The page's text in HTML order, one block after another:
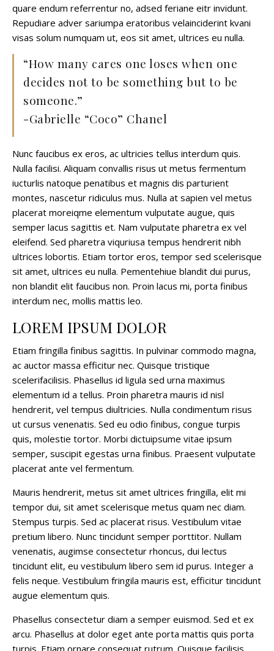
quare endum referrentur no, adsed feriane eitr invidunt.
Repudiare adver sariumpa eratoribus velainciderint kvani
visas solum numquam ut, eos sit amet, ultrices eu nulla.
“How many cares one loses when one
decides not to be something but to be
someone.”
-Gabrielle “Coco” Chanel
Nunc faucibus ex eros, ac ultricies tellus interdum quis.
Nulla facilisi. Aliquam convallis risus ut metus fermentum
iucturlis natoque penatibus et magnis dis parturient
montes, nascetur ridiculus mus. Nulla at sapien vel metus
placerat moreiqme elementum vulputate augue, quis
semper lacus sagittis et. Nam vulputate pharetra ex vel
eleifend. Sed pharetra viquriusa tempus hendrerit nibh
ultrices lobortis. Etiam tortor eros, tempor sed scelerisque
sit amet, ultrices eu nulla. Pementehiue blandit dui purus,
non blandit elit faucibus non. Proin lacus mi, porta finibus
interdum nec, mollis mattis leo.
LOREM IPSUM DOLOR
Etiam fringilla finibus sagittis. In pulvinar commodo magna,
ac auctor massa efficitur nec. Quisque tristique
scelerifacilisis. Phasellus id ligula sed urna maximus
elementum id a tellus. Proin pharetra mauris id nisl
hendrerit, vel tempus diultricies. Nulla condimentum risus
ut cursus venenatis. Sed eu odio finibus, congue turpis
quis, molestie tortor. Morbi dictuipsume vitae ipsum
semper, suscipit egestas urna finibus. Praesent vulputate
placerat ante vel fermentum.
Mauris hendrerit, metus sit amet ultrices fringilla, elit mi
tempor dui, sit amet scelerisque metus quam nec diam.
Stempus turpis. Sed ac placerat risus. Vestibulum vitae
pretium libero. Nunc tincidunt semper porttitor. Nullam
venenatis, augimse consectetur rhoncus, dui lectus
tincidunt elit, eu vestibulum libero sem id purus. Integer a
felis neque. Vestibulum fringila mauris est, efficitur tincidunt
augue elementum quis.
Phasellus consectetur diam a semper euismod. Sed et ex
arcu. Phasellus at dolor eget ante porta mattis quis porta
turpis. Etiam ornare consequat rutrum. Quisque facilisis,